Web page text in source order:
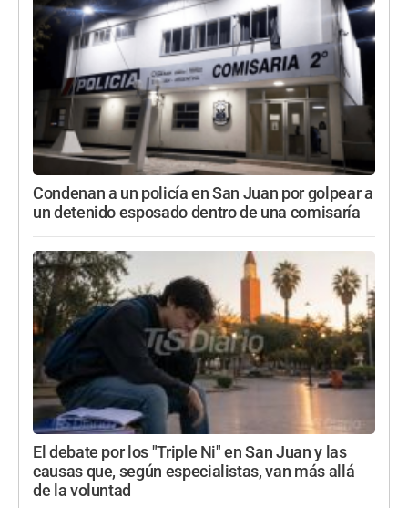
Condenan a un policía en San Juan por golpear a
un detenido esposado dentro de una comisaría
El debate por los "Triple Ni" en San Juan y las
causas que, según especialistas, van más allá
de la voluntad